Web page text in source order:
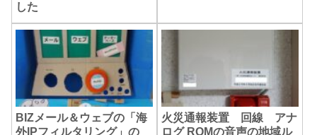
した
BIZメール＆ウェブの「海
外IPフィルタリング」の
火災通報装置 回線 アナ
ログ ROMの音声の地域ル